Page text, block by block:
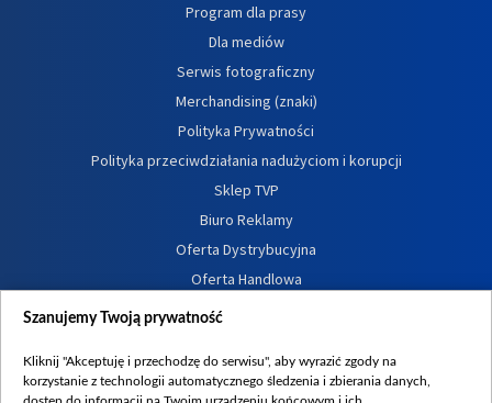
Program dla prasy
Dla mediów
Serwis fotograficzny
Merchandising (znaki)
Polityka Prywatności
Polityka przeciwdziałania nadużyciom i korupcji
Sklep TVP
Biuro Reklamy
Oferta Dystrybucyjna
Oferta Handlowa
Dostępność
Procedura zgłoszeń wewnętrznych
Szanujemy Twoją prywatność
Kliknij "Akceptuję i przechodzę do serwisu", aby wyrazić zgody na
korzystanie z technologii automatycznego śledzenia i zbierania danych,